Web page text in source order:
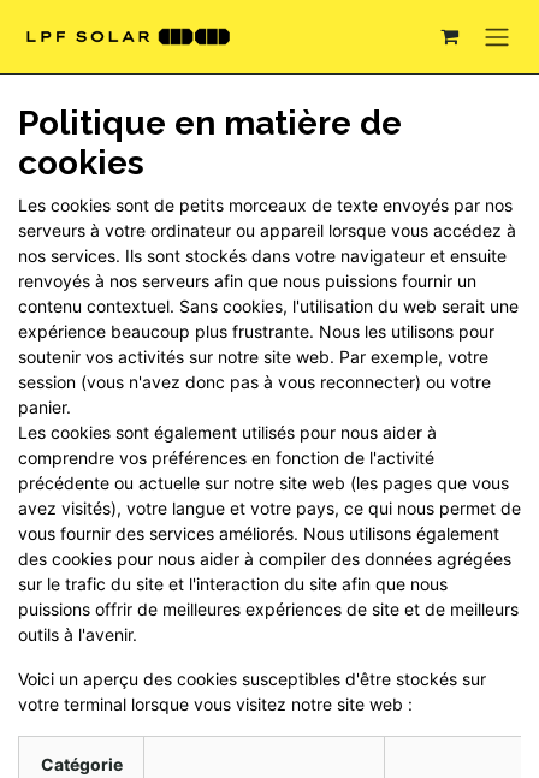
Politique en matière de
cookies
Les cookies sont de petits morceaux de texte envoyés par nos
serveurs à votre ordinateur ou appareil lorsque vous accédez à
nos services. Ils sont stockés dans votre navigateur et ensuite
renvoyés à nos serveurs afin que nous puissions fournir un
contenu contextuel. Sans cookies, l'utilisation du web serait une
expérience beaucoup plus frustrante. Nous les utilisons pour
soutenir vos activités sur notre site web. Par exemple, votre
session (vous n'avez donc pas à vous reconnecter) ou votre
panier.
Les cookies sont également utilisés pour nous aider à
comprendre vos préférences en fonction de l'activité
précédente ou actuelle sur notre site web (les pages que vous
avez visités), votre langue et votre pays, ce qui nous permet de
vous fournir des services améliorés. Nous utilisons également
des cookies pour nous aider à compiler des données agrégées
sur le trafic du site et l'interaction du site afin que nous
puissions offrir de meilleures expériences de site et de meilleurs
outils à l'avenir.
Voici un aperçu des cookies susceptibles d'être stockés sur
votre terminal lorsque vous visitez notre site web :
Catégorie